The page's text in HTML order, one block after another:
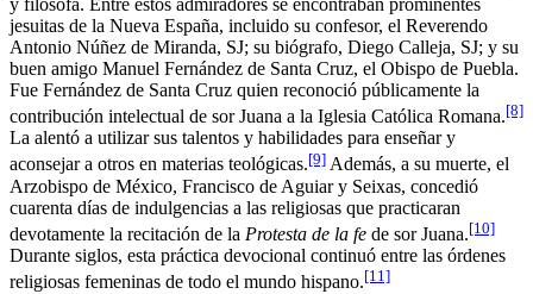
y filósofa. Entre estos admiradores se encontraban prominentes
jesuitas de la Nueva España, incluido su confesor, el Reverendo
Antonio Núñez de Miranda, SJ; su biógrafo, Diego Calleja, SJ; y su
buen amigo Manuel Fernández de Santa Cruz, el Obispo de Puebla.
Fue Fernández de Santa Cruz quien reconoció públicamente la
contribución intelectual de sor Juana a la Iglesia Católica Romana.[8]
La alentó a utilizar sus talentos y habilidades para enseñar y
aconsejar a otros en materias teológicas.[9] Además, a su muerte, el
Arzobispo de México, Francisco de Aguiar y Seixas, concedió
cuarenta días de indulgencias a las religiosas que practicaran
devotamente la recitación de la Protesta de la fe de sor Juana.[10]
Durante siglos, esta práctica devocional continuó entre las órdenes
religiosas femeninas de todo el mundo hispano.[11]